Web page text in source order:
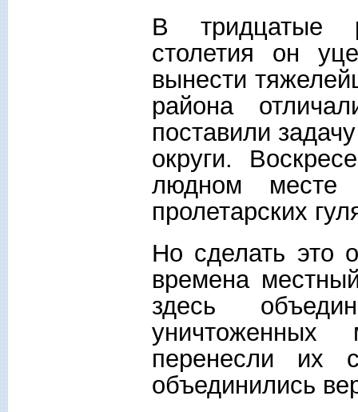
В тридцатые
столетия он
вынести
района
поставили
округи.
людном месте
пролетарских
Но сделать это
времена
здесь
перенесли их
объединились